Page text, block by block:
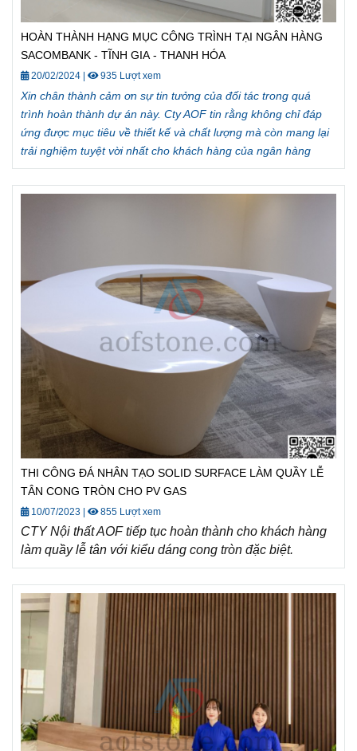
HOÀN THÀNH HẠNG MỤC CÔNG TRÌNH TẠI NGÂN HÀNG
SACOMBANK - TĨNH GIA - THANH HÓA
20/02/2024 | 935 Lượt xem
Xin chân thành cảm ơn sự tin tưởng của đối tác trong quá
trình hoàn thành dự án này. Cty AOF tin rằng không chỉ đáp
ứng được mục tiêu về thiết kế và chất lượng mà còn mang lại
trải nghiệm tuyệt vời nhất cho khách hàng của ngân hàng
THI CÔNG ĐÁ NHÂN TẠO SOLID SURFACE LÀM QUẦY LỄ
TÂN CONG TRÒN CHO PV GAS
10/07/2023 | 855 Lượt xem
CTYNội thất AOF tiếp tục hoàn thành cho khách hàng
làm quầy lễ tân với kiểu dáng cong tròn đặc biệt.